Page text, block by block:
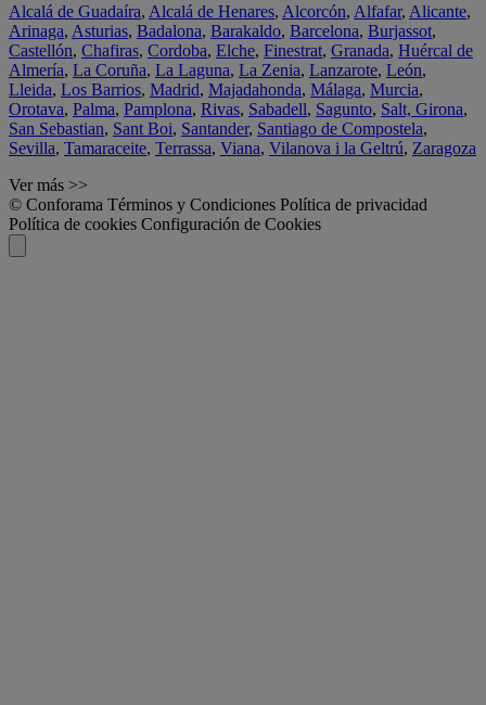
Alcalá de Guadaíra, Alcalá de Henares, Alcorcón, Alfafar, Alicante,
Arinaga, Asturias, Badalona, Barakaldo, Barcelona, Burjassot,
Castellón, Chafiras, Cordoba, Elche, Finestrat, Granada, Huércal de
Almería, La Coruña, La Laguna, La Zenia, Lanzarote, León,
Lleida, Los Barrios, Madrid, Majadahonda, Málaga, Murcia,
Orotava, Palma, Pamplona, Rivas, Sabadell, Sagunto, Salt, Girona,
San Sebastian, Sant Boi, Santander, Santiago de Compostela,
Sevilla, Tamaraceite, Terrassa, Viana, Vilanova i la Geltrú, Zaragoza
Ver más >>
© Conforama Términos y Condiciones Política de privacidad
Política de cookies Configuración de Cookies